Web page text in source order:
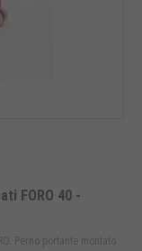
FORO 40 -
Perno portante montato